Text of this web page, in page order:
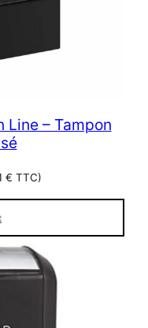
Line – Tampon
€ TTC)